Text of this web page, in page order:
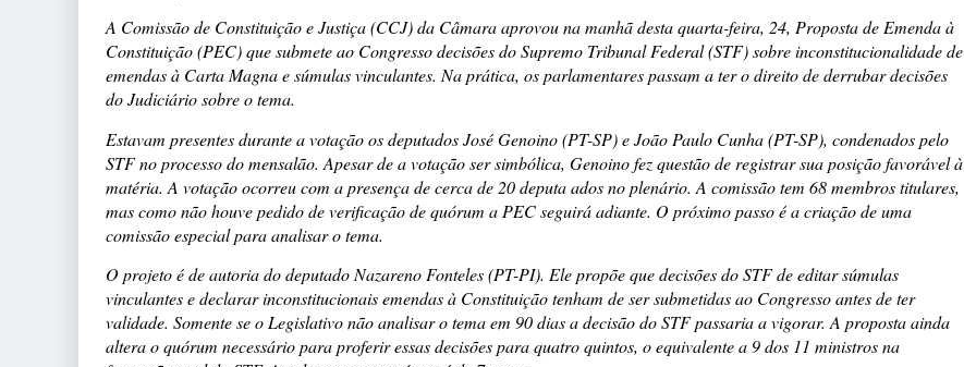
A Comissão de Constituição e Justiça (CCJ) da Câmara aprovou na manhã desta quarta-feira, 24, Proposta de Emenda à
Constituição (PEC) que submete ao Congresso decisões do Supremo Tribunal Federal (STF) sobre inconstitucionalidade de
emendas à Carta Magna e súmulas vinculantes. Na prática, os parlamentares passam a ter o direito de derrubar decisões
do Judiciário sobre o tema.
Estavam presentes durante a votação os deputados José Genoino (PT-SP) e João Paulo Cunha (PT-SP), condenados pelo
STF no processo do mensalão. Apesar de a votação ser simbólica, Genoino fez questão de registrar sua posição favorável à
matéria. A votação ocorreu com a presença de cerca de 20 deputa ados no plenário. A comissão tem 68 membros titulares,
mas como não houve pedido de verificação de quórum a PEC seguirá adiante. O próximo passo é a criação de uma
comissão especial para analisar o tema.
O projeto é de autoria do deputado Nazareno Fonteles (PT-PI). Ele propõe que decisões do STF de editar súmulas
vinculantes e declarar inconstitucionais emendas à Constituição tenham de ser submetidas ao Congresso antes de ter
validade. Somente se o Legislativo não analisar o tema em 90 dias a decisão do STF passaria a vigorar. A proposta ainda
altera o quórum necessário para proferir essas decisões para quatro quintos, o equivalente a 9 dos 11 ministros na